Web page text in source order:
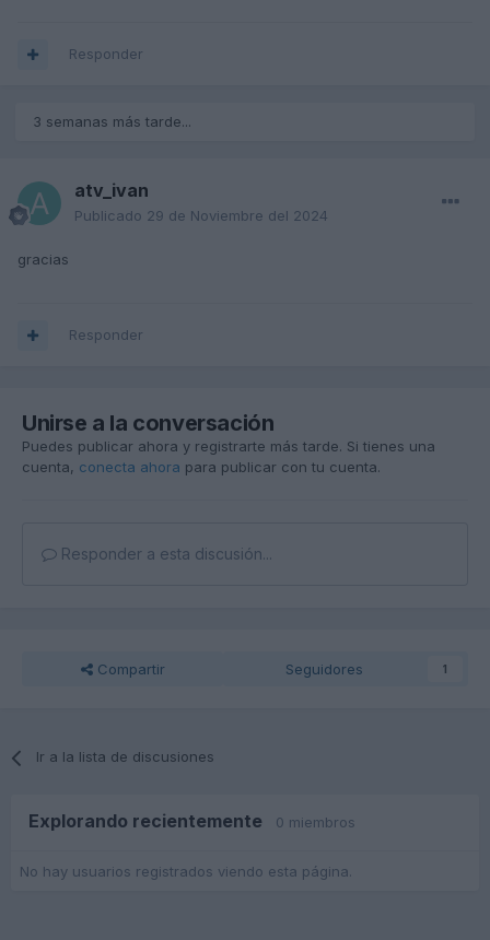
Responder
3 semanas más tarde...
atv_ivan
Publicado 29 de Noviembre del 2024
gracias
Responder
Unirse a la conversación
Puedes publicar ahora y registrarte más tarde. Si tienes una
cuenta, conecta ahora para publicar con tu cuenta.
Responder a esta discusión...
Compartir Seguidores 1
Ir a la lista de discusiones
Explorando recientemente 0 miembros
No hay usuarios registrados viendo esta página.